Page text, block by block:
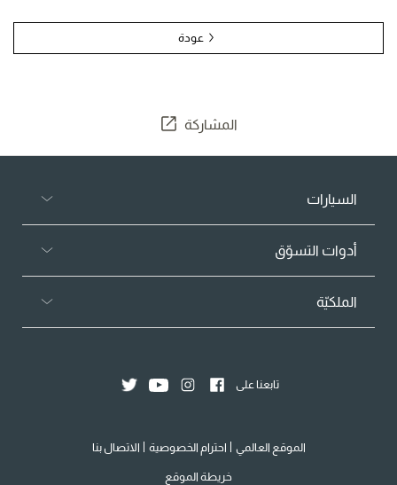
عودة
المشاركة
السيارات
أدوات التسوّق
الملكيّة
تابعنا على
الموقع العالمي احترام الخصوصية الاتصال بنا
خريطة الموقع